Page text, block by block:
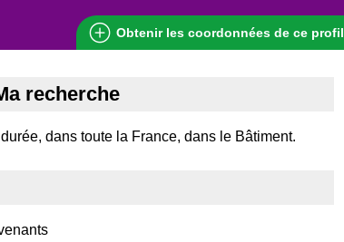
Obtenir les coordonnées de ce profil
recherche
dans toute la France, dans le Bâtiment.